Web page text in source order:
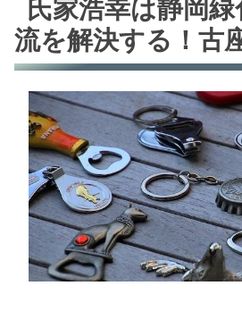
氏家浩幸は静岡
流を解決する！古